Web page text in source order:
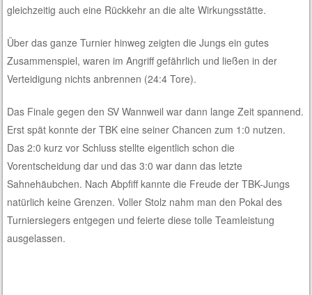
gleichzeitig auch eine Rückkehr an die alte Wirkungsstätte.
Über das ganze Turnier hinweg zeigten die Jungs ein gutes
Zusammenspiel, waren im Angriff gefährlich und ließen in der
Verteidigung nichts anbrennen (24:4 Tore).
Das Finale gegen den SV Wannweil war dann lange Zeit spannend.
Erst spät konnte der TBK eine seiner Chancen zum 1:0 nutzen.
Das 2:0 kurz vor Schluss stellte eigentlich schon die
Vorentscheidung dar und das 3:0 war dann das letzte
Sahnehäubchen. Nach Abpfiff kannte die Freude der TBK-Jungs
natürlich keine Grenzen. Voller Stolz nahm man den Pokal des
Turniersiegers entgegen und feierte diese tolle Teamleistung
ausgelassen.